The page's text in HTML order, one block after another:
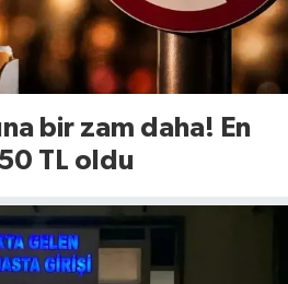
bir zam daha! En
TL oldu